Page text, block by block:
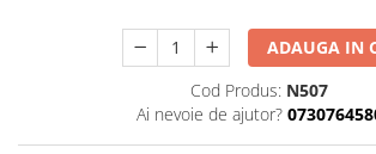
ADAUGA IN
Cod Produs: N507
Ai nevoie de ajutor?